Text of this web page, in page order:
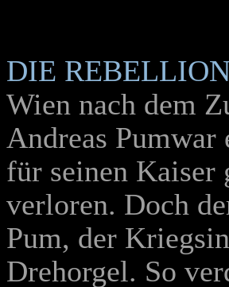
DIE
Wien nach dem
Andreas Pumwar
für seinen Kaiser
verloren. Doch
Pum, der
Drehorgel. So